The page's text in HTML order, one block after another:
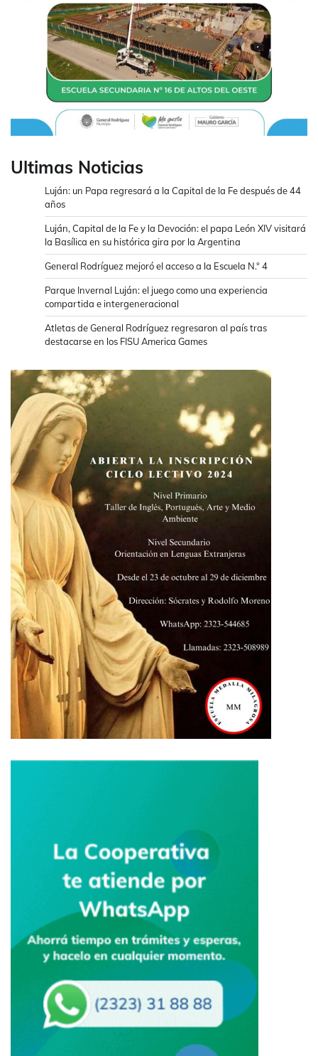
Ultimas Noticias
Luján: un Papa regresará a la Capital de la Fe después de 44
años
Luján, Capital de la Fe y la Devoción: el papa León XIV visitará
la Basílica en su histórica gira por la Argentina
General Rodríguez mejoró el acceso a la Escuela N.° 4
Parque Invernal Luján: el juego como una experiencia
compartida e intergeneracional
Atletas de General Rodríguez regresaron al país tras
destacarse en los FISU America Games